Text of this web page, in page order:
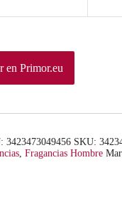
r
i
g
i
u
a
en Primor.eu
3423473049456 SKU:
, Fragancias Hombre